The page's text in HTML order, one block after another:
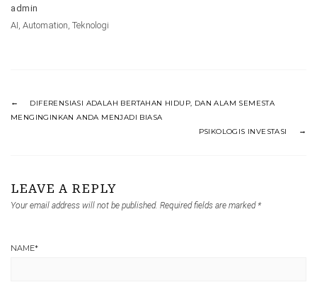
admin
AI, Automation, Teknologi
DIFERENSIASI ADALAH BERTAHAN HIDUP, DAN ALAM SEMESTA
MENGINGINKAN ANDA MENJADI BIASA
PSIKOLOGIS INVESTASI
LEAVE A REPLY
Your email address will not be published. Required fields are marked *
NAME*